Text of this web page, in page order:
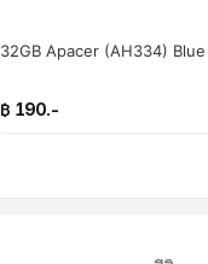
32GB Apacer (AH334) Blue
฿ 190.-